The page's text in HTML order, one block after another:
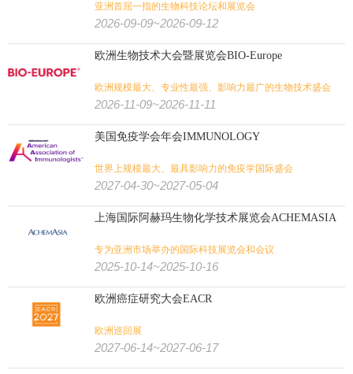
亚洲首屈一指的生物科技论坛和展览会
2026-09-09~2026-09-12
欧洲生物技术大会暨展览会BIO-Europe
欧洲规模最大、专业性最强、影响力最广的生物技术盛会
2026-11-09~2026-11-11
美国免疫学会年会IMMUNOLOGY
世界上规模最大、最具影响力的免疫学国际盛会
2027-04-30~2027-05-04
上海国际阿赫玛生物化学技术展览会ACHEMASIA
专为亚洲市场举办的国际科技展览会和会议
2025-10-14~2025-10-16
欧洲癌症研究大会EACR
欧洲巡回展
2027-06-14~2027-06-17